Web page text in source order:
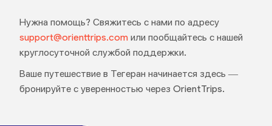
Нужна помощь? Свяжитесь с нами по адресу
support@orienttrips.comили пообщайтесь с нашей
круглосуточной службой поддержки.
Ваше путешествие в Тегеран начинается здесь —
бронируйте с уверенностью через OrientTrips.